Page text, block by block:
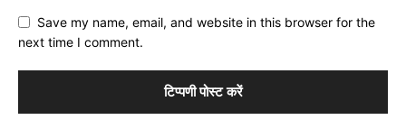
Save my name, email, and website in this browser for the
next time I comment.